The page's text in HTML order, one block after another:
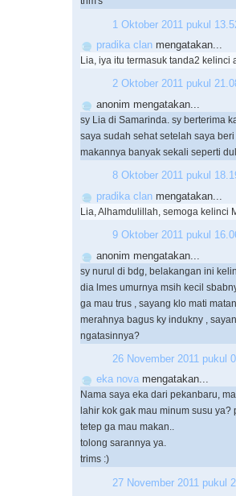
1 Oktober 2011 pukul
pradika clan mengatakan...
Lia, iya itu termasuk tanda2 kelinci
2 Oktober 2011 pukul
anonim mengatakan...
sy Lia di Samarinda. sy berterima
saya sudah sehat setelah saya
makannya banyak sekali seperti
8 Oktober 2011 pukul
pradika clan mengatakan...
Lia, Alhamdulillah, semoga kelinci
9 Oktober 2011 pukul
anonim mengatakan...
sy nurul di bdg, belakangan ini
dia lmes umurnya msih kecil
ga mau trus , sayang klo mati
merahnya bagus ky indukny ,
ngatasinnya?
26 November 2011 pukul
eka nova mengatakan...
Nama saya eka dari pekanbaru,
lahir kok gak mau minum susu
tetep ga mau makan..
tolong sarannya ya.
trims :)
27 November 2011 pukul